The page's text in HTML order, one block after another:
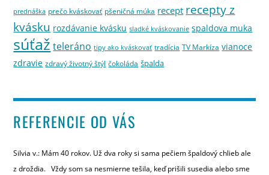
prednáška prečo kváskovať pšeničná múka recept recepty z
kvásku rozdávanie kvásku sladké kváskovanie spaldova muka
súťaž teleráno tipy ako kváskovať tradícia TV Markíza vianoce
zdravie zdravý životný štýl čokoláda špalda
REFERENCIE OD VÁS
Silvia v.: Mám 40 rokov. Už dva roky si sama pečiem špaldový chlieb ale
z droždia. Vždy som sa nesmierne tešila, keď prišili susedia alebo sme